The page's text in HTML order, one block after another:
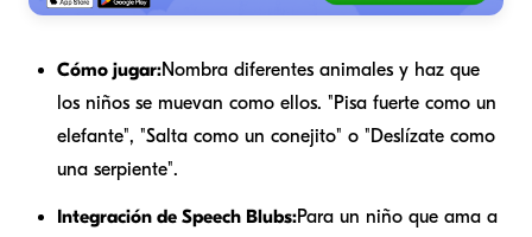
Cómo jugar:Nombra diferentes animales y haz que
los niños se muevan como ellos. "Pisa fuerte como un
elefante", "Salta como un conejito" o "Deslízate como
una serpiente".
Integración de Speech Blubs:Para un niño que ama a